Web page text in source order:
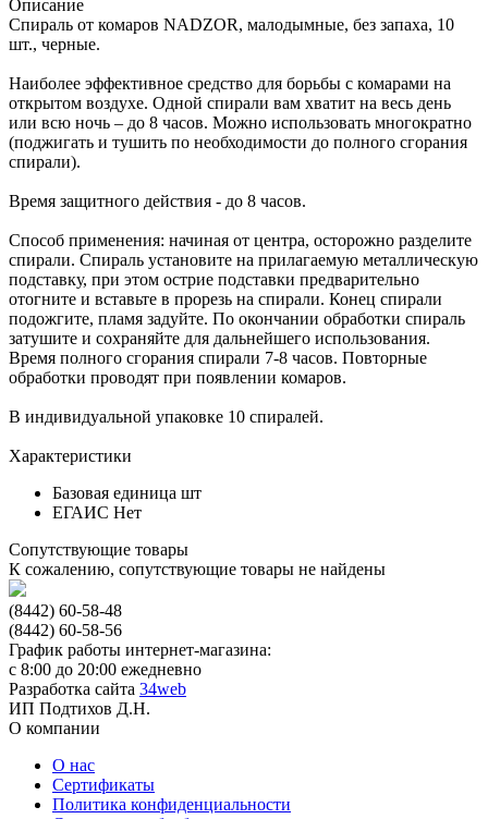
Описание
Спираль от комаров NADZOR, малодымные, без запаха, 10
шт., черные.
Наиболее эффективное средство для борьбы с комарами на
открытом воздухе. Одной спирали вам хватит на весь день
или всю ночь – до 8 часов. Можно использовать многократно
(поджигать и тушить по необходимости до полного сгорания
спирали).
Время защитного действия - до 8 часов.
Способ применения: начиная от центра, осторожно разделите
спирали. Спираль установите на прилагаемую металлическую
подставку, при этом острие подставки предварительно
отогните и вставьте в прорезь на спирали. Конец спирали
подожгите, пламя задуйте. По окончании обработки спираль
затушите и сохраняйте для дальнейшего использования.
Время полного сгорания спирали 7-8 часов. Повторные
обработки проводят при появлении комаров.
В индивидуальной упаковке 10 спиралей.
Характеристики
Базовая единица шт
ЕГАИС Нет
Сопутствующие товары
К сожалению, сопутствующие товары не найдены
(8442) 60-58-48
(8442) 60-58-56
График работы интернет-магазина:
с 8:00 до 20:00 ежедневно
Разработка сайта 34web
ИП Подтихов Д.Н.
О компании
О нас
Сертификаты
Политика конфиденциальности